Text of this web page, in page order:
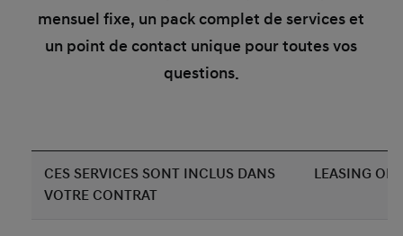
mensuel fixe, un pack complet de services et
un point de contact unique pour toutes vos
questions.
CES SERVICES SONT INCLUS DANS
VOTRE CONTRAT
LEASING